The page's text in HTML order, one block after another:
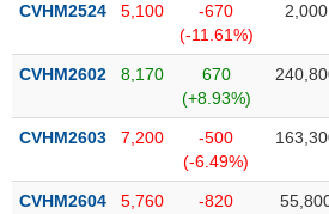
thái
phiếu
mô
CVHM2524 5,100
-670
(-11.61%)
2,000
CVHM2602 8,170
670
(+8.93%)
CVHM2603 7,200
-500
(-6.49%)
CVHM2604 5,760
-820
NGÀNH
DOANH
NGHIỆP